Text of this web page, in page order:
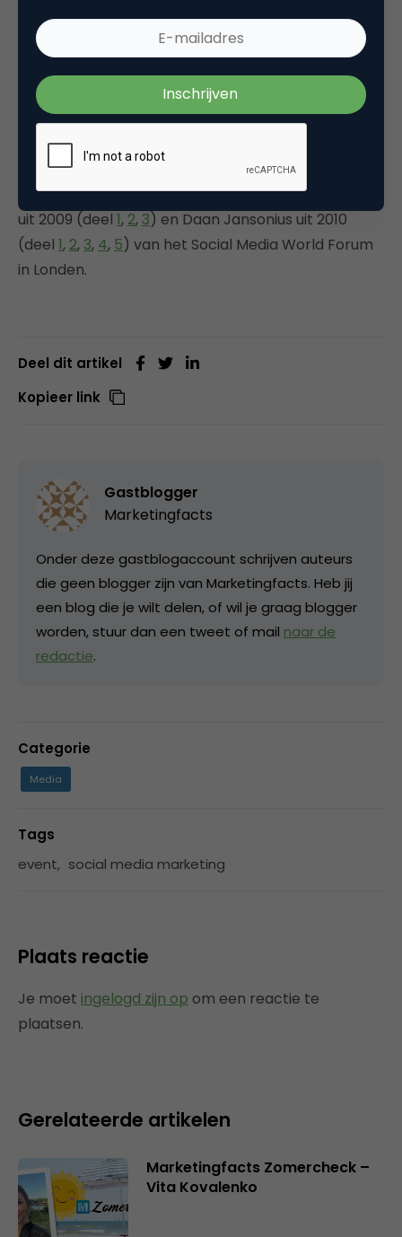
menselijke manier van relatie opbouw in plaats van
bereik.” Het belangrijkste advies wat hij mee gaf is
dat merken aspirationele ervaringen moeten
bieden die een vaste waarde opleveren voor
consumenten om vertrouwen te winnen in een
relatie.
Zie ook de eerdere verslagen van Menno Braakman
uit 2009 (deel 1, 2, 3) en Daan Jansonius uit 2010
(deel 1, 2, 3, 4, 5) van het Social Media World Forum
in Londen.
Deel dit artikel
Kopieer link
Gastblogger
Marketingfacts
Onder deze gastblogaccount schrijven auteurs
die geen blogger zijn van Marketingfacts. Heb jij
een blog die je wilt delen, of wil je graag blogger
worden, stuur dan een tweet of mail naar de
redactie.
Categorie
Media
Tags
event, social media marketing
Plaats reactie
Je moet ingelogd zijn op om een reactie te
plaatsen.
Gerelateerde artikelen
Marketingfacts Zomercheck –
Vita Kovalenko